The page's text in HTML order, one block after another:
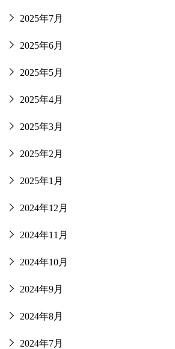
2025年7月
2025年6月
2025年5月
2025年4月
2025年3月
2025年2月
2025年1月
2024年12月
2024年11月
2024年10月
2024年9月
2024年8月
2024年7月